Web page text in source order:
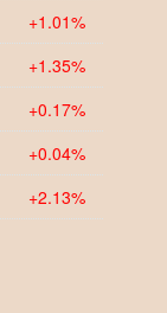
+1.01%
+1.35%
+0.17%
+0.04%
+2.13%